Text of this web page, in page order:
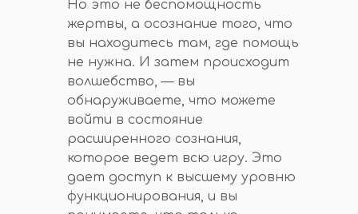
Но это не беспомощность
жертвы, а осознание того, что
вы находитесь там, где помощь
не нужна. И затем происходит
волшебство, — вы
обнаруживаете, что можете
войти в состояние
расширенного сознания,
которое ведет всю игру. Это
дает доступ к высшему уровню
функционирования, и вы